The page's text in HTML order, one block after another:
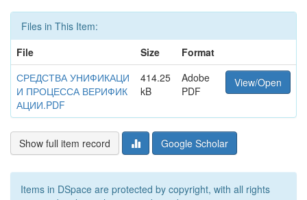
Files in This Item:
File
Size
Format
СРЕДСТВА УНИФИКАЦИ
И ПРОЦЕССА ВЕРИФИК
АЦИИ.PDF
414.25
kB
Adobe
PDF
View/Open
Show full item record Google Scholar
Items in DSpace are protected by copyright, with all rights